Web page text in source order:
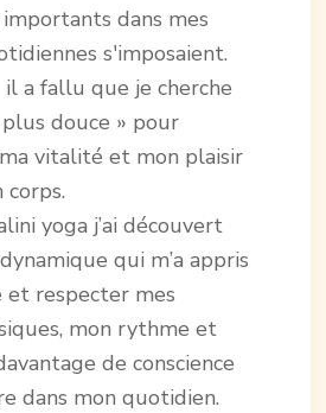
dans mes
s'imposaient.
a fallu que je cherche
douce » pour
vitalité et mon plaisir
yoga j’ai découvert
qui m’a appris
et respecter mes
mon rythme et
de conscience
dans mon quotidien.